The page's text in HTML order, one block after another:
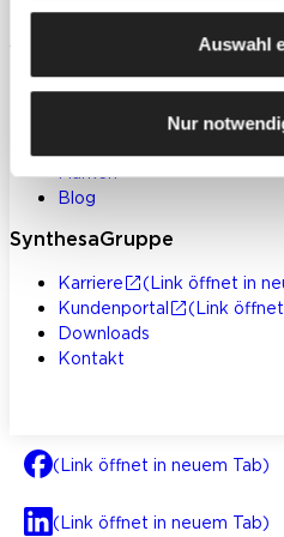
Auswahl
Nur
Klebstoffe und Bauchemie
Weitere Themen
Einsatzbereiche
Marken
Blog
SynthesaGruppe
Karriere
(Link öffnet in
Kundenportal
(Link
Downloads
Kontakt
(Link öffnet in neuem Tab)
(Link öffnet in neuem Tab)